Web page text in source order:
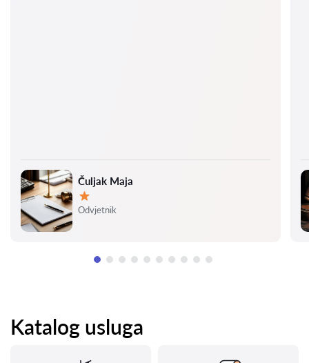
Čuljak Maja
Ocjena:
Odvjetnik
Katalog usluga